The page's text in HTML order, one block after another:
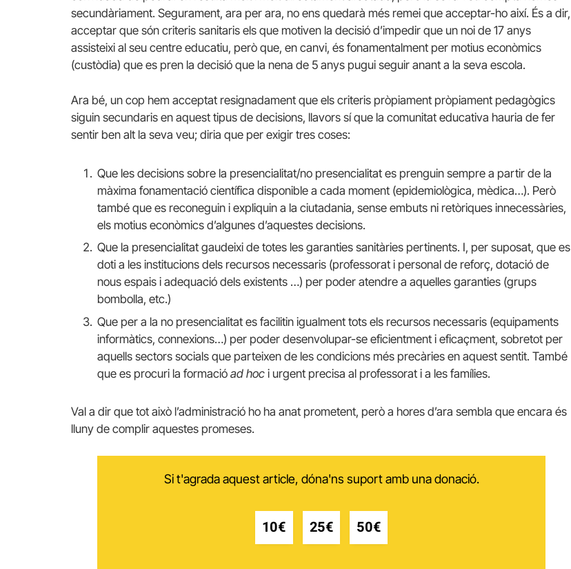
secundàriament. Segurament, ara per ara, no ens quedarà més remei que acceptar-ho així. És a dir,
acceptar que són criteris sanitaris els que motiven la decisió d’impedir que un noi de 17 anys
assisteixi al seu centre educatiu, però que, en canvi, és fonamentalment per motius econòmics
(custòdia) que es pren la decisió que la nena de 5 anys pugui seguir anant a la seva escola.
Ara bé, un cop hem acceptat resignadament que els criteris pròpiament pròpiament pedagògics
siguin secundaris en aquest tipus de decisions, llavors sí que la comunitat educativa hauria de fer
sentir ben alt la seva veu; diria que per exigir tres coses:
Que les decisions sobre la presencialitat/no presencialitat es prenguin sempre a partir de la
màxima fonamentació científica disponible a cada moment (epidemiològica, mèdica…). Però
també que es reconeguin i expliquin a la ciutadania, sense embuts ni retòriques innecessàries,
els motius econòmics d’algunes d’aquestes decisions.
Que la presencialitat gaudeixi de totes les garanties sanitàries pertinents. I, per suposat, que es
doti a les institucions dels recursos necessaris (professorat i personal de reforç, dotació de
nous espais i adequació dels existents …) per poder atendre a aquelles garanties (grups
bombolla, etc.)
Que per a la no presencialitat es facilitin igualment tots els recursos necessaris (equipaments
informàtics, connexions…) per poder desenvolupar-se eficientment i eficaçment, sobretot per
aquells sectors socials que parteixen de les condicions més precàries en aquest sentit. També
que es procuri la formació ad hoc i urgent precisa al professorat i a les famílies.
Val a dir que tot això l’administració ho ha anat prometent, però a hores d’ara sembla que encara és
lluny de complir aquestes promeses.
Si t'agrada aquest article, dóna'ns suport amb una donació.
10€ 25€ 50€